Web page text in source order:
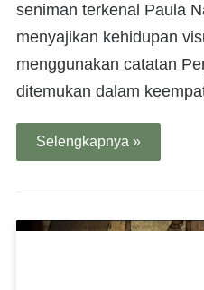
seniman terkenal Paula
menyajikan kehidupan
menggunakan catatan
ditemukan dalam
Selengkapnya »